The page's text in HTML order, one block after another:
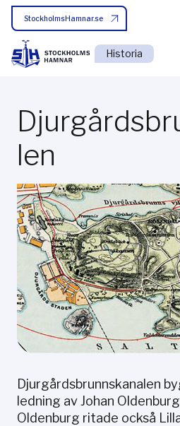
StockholmsHamnar.se
Historia
len
Djurgårdsbrunnskanalen
ledning av Johan
Oldenburg ritade också